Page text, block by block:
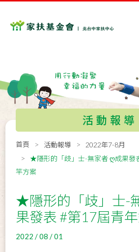
活動報導
首頁 活動報導
2022年7-8月
★隱形的「歧」士-無家者 ღ成果發
竿方案
★隱形的「歧」士-
果發表 #第17屆青
2022 / 08 / 01